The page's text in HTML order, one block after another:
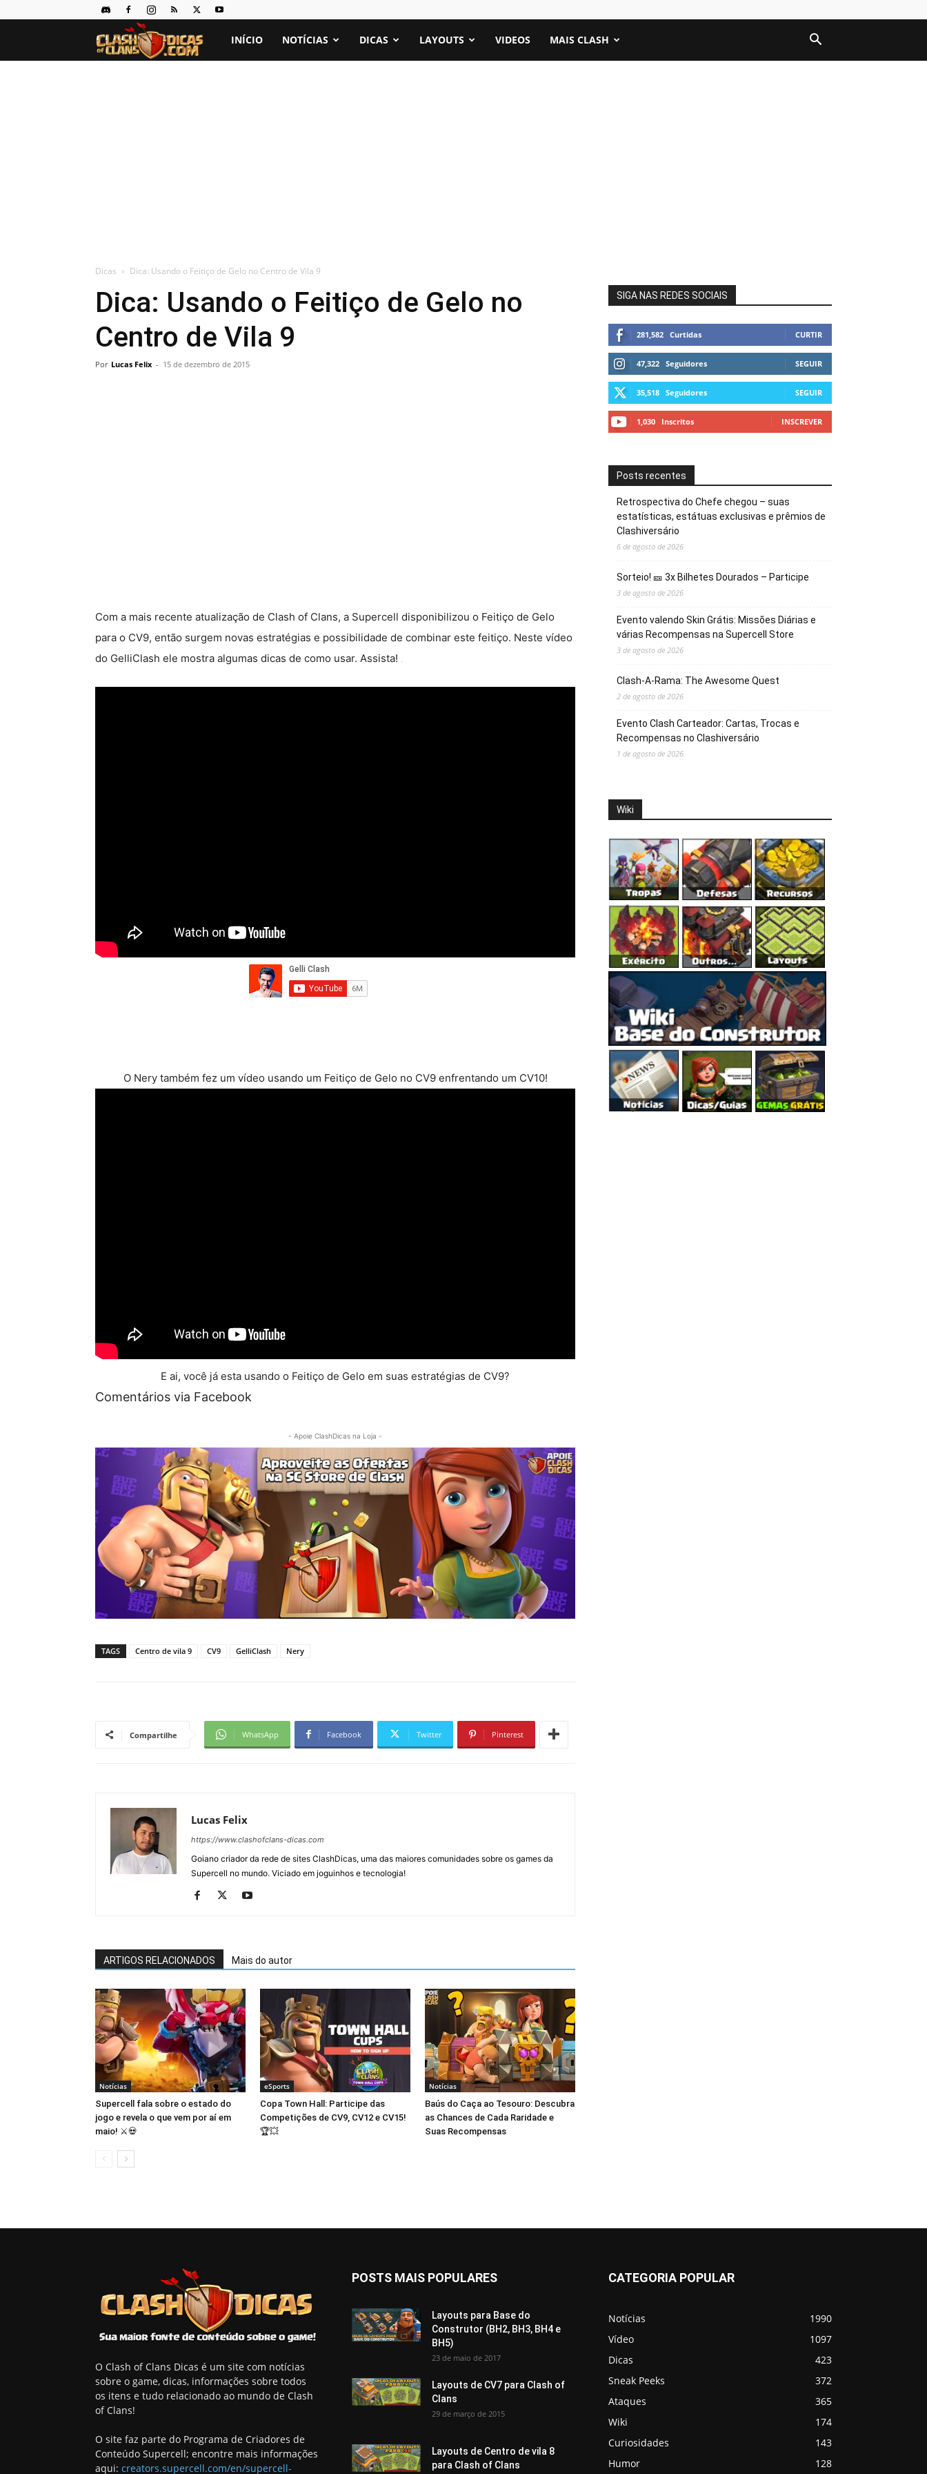
Clash
INÍCIO NOTÍCIAS DICAS LAYOUTS VIDEOS MAIS CLASH
Dicas Dica: Usando o Feitiço de Gelo no Centro de Vila 9
Dica: Usando o Feitiço de Gelo no
Centro de Vila 9
Por Lucas Felix - 15 de dezembro de 2015
Com a mais recente atualização de Clash of Clans, a Supercell disponibilizou o Feitiço de Gelo
para o CV9, então surgem novas estratégias e possibilidade de combinar este feitiço. Neste vídeo
do GelliClash ele mostra algumas dicas de como usar. Assista!
O Nery também fez um vídeo usando um Feitiço de Gelo no CV9 enfrentando um CV10!
E ai, você já esta usando o Feitiço de Gelo em suas estratégias de CV9?
Comentários via Facebook
- Apoie ClashDicas na Loja -
TAGS Centro de vila 9 CV9 GelliClash Nery
Compartilhe WhatsApp Facebook Twitter Pinterest
Lucas Felix
https://www.clashofclans-dicas.com
Goiano criador da rede de sites ClashDicas, uma das maiores comunidades sobre os games da
Supercell no mundo. Viciado em joguinhos e tecnologia!
ARTIGOS RELACIONADOS Mais do autor
Notícias
Supercell fala sobre o estado do
jogo e revela o que vem por aí em
maio! ⚔️💀
eSports
Copa Town Hall: Participe das
Competições de CV9, CV12 e CV15!
🏆💥
Notícias
Baús do Caça ao Tesouro: Descubra
as Chances de Cada Raridade e
Suas Recompensas
SIGA NAS REDES SOCIAIS
281,582 Curtidas CURTIR
47,322 Seguidores SEGUIR
35,518 Seguidores SEGUIR
1,030 Inscritos INSCREVER
Posts recentes
Retrospectiva do Chefe chegou – suas
estatísticas, estátuas exclusivas e prêmios de
Clashiversário
6 de agosto de 2026
Sorteio! 🎫 3x Bilhetes Dourados – Participe
3 de agosto de 2026
Evento valendo Skin Grátis: Missões Diárias e
várias Recompensas na Supercell Store
3 de agosto de 2026
Clash-A-Rama: The Awesome Quest
2 de agosto de 2026
Evento Clash Carteador: Cartas, Trocas e
Recompensas no Clashiversário
1 de agosto de 2026
Wiki
O Clash of Clans Dicas é um site com notícias
sobre o game, dicas, informações sobre todos
os itens e tudo relacionado ao mundo de Clash
of Clans!
O site faz parte do Programa de Criadores de
Conteúdo Supercell; encontre mais informações
aqui: creators.supercell.com/en/supercell-
POSTS MAIS POPULARES
Layouts para Base do
Construtor (BH2, BH3, BH4 e
BH5)
23 de maio de 2017
Layouts de CV7 para Clash of
Clans
29 de março de 2015
Layouts de Centro de vila 8
para Clash of Clans
CATEGORIA POPULAR
Notícias
1990
Vídeo
1097
Dicas
423
Sneak Peeks
372
Ataques
365
Wiki
174
Curiosidades
143
Humor
128